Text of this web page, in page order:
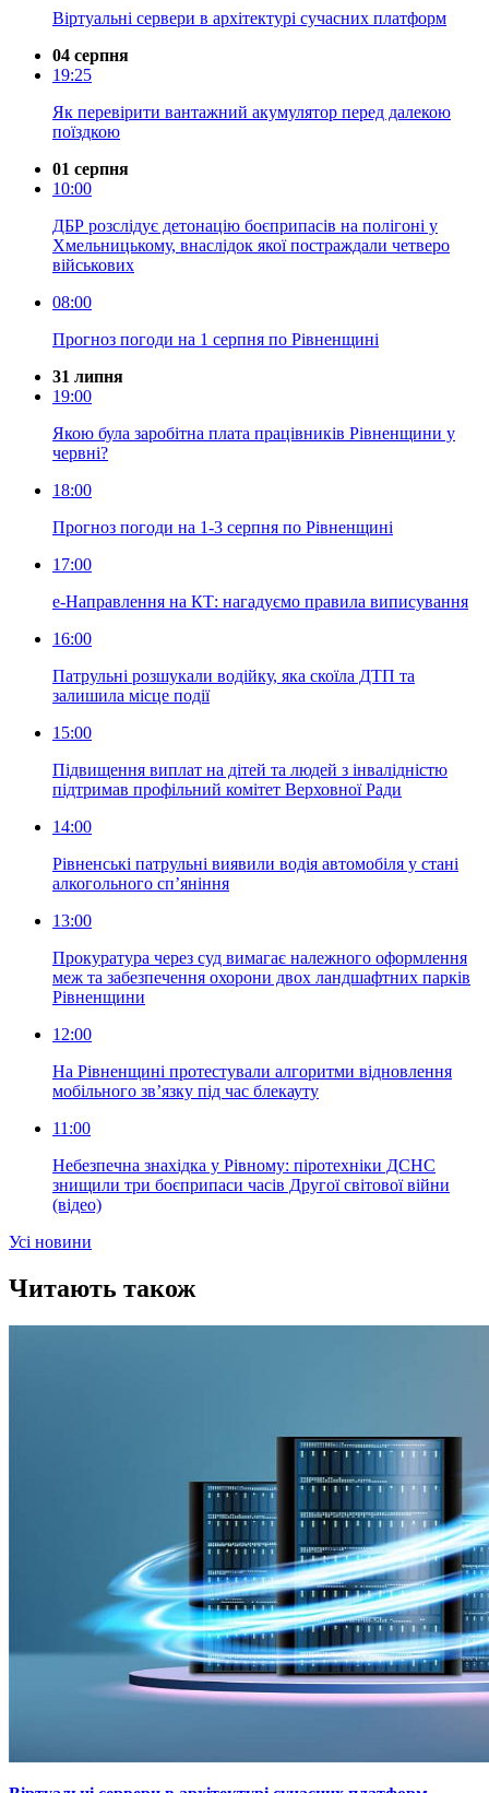
Віртуальні сервери в архітектурі сучасних платформ
04 серпня
19:25
Як перевірити вантажний акумулятор перед далекою
поїздкою
01 серпня
10:00
ДБР розслідує детонацію боєприпасів на полігоні у
Хмельницькому, внаслідок якої постраждали четверо
військових
08:00
Прогноз погоди на 1 серпня по Рівненщині
31 липня
19:00
Якою була заробітна плата працівників Рівненщини у
червні?
18:00
Прогноз погоди на 1-3 серпня по Рівненщині
17:00
е-Направлення на КТ: нагадуємо правила виписування
16:00
Патрульні розшукали водійку, яка скоїла ДТП та
залишила місце події
15:00
Підвищення виплат на дітей та людей з інвалідністю
підтримав профільний комітет Верховної Ради
14:00
Рівненські патрульні виявили водія автомобіля у стані
алкогольного сп’яніння
13:00
Прокуратура через суд вимагає належного оформлення
меж та забезпечення охорони двох ландшафтних парків
Рівненщини
12:00
На Рівненщині протестували алгоритми відновлення
мобільного зв’язку під час блекауту
11:00
Небезпечна знахідка у Рівному: піротехніки ДСНС
знищили три боєприпаси часів Другої світової війни
(відео)
Усi новини
Читають також